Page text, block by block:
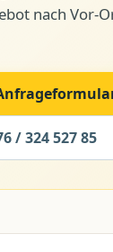
nach Vor-
/ 324 527 85